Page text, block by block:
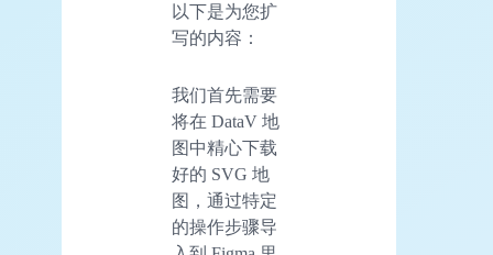
以下是为您扩
写的内容：
我们首先需要
将在 DataV 地
图中精心下载
好的 SVG 地
图，通过特定
的操作步骤导